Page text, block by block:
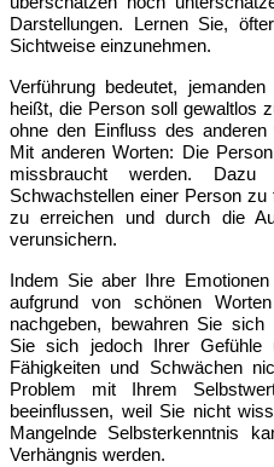
Darstellungen. Lernen Sie,
Sichtweise einzunehmen.
Verführung bedeutet,
heißt, die Person soll gewaltlos
ohne den Einfluss des
Mit anderen Worten: Die
missbraucht werden.
Schwachstellen einer Person
zu erreichen und durch die
verunsichern.
Indem Sie aber Ihre
aufgrund von schönen
nachgeben, bewahren Sie sich
Sie sich jedoch Ihrer Gefühle
Fähigkeiten und Schwächen
Problem mit Ihrem
beeinflussen, weil Sie nicht
Mangelnde Selbsterkenntnis
Verhängnis werden.